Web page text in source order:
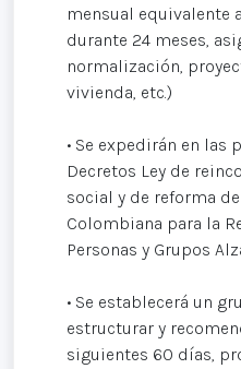
mensual equivalente
durante 24 meses,
normalización,
vivienda, etc.)
• Se expedirán en las
Decretos Ley de
social y de reforma
Colombiana para la
Personas y Grupos
• Se establecerá un
estructurar y
siguientes 60 días,